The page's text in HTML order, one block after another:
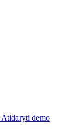
Atidaryti demo